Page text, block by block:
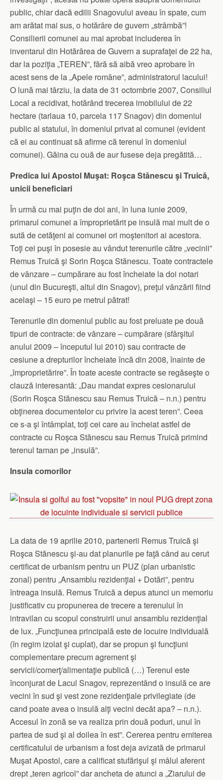
public, chiar dacă edilii Snagovului aveau în spate, cum
am arătat mai sus, o hotărâre de guvern „strâmbă”!
Consilierii comunei au mai aprobat includerea în
inventarul din Hotărârea de Guvern a suprafaţei de 22 ha,
dar la poziţia „TEREN”, fără să aibă vreo aprobare în
acest sens de la „Apele române”, administratorul lacului!
O lună mai târziu, la data de 31 octombrie 2007, Consiliul
Local a recidivat, hotărând trecerea imobilului de 22
hectare (tarlaua 10, parcela 117 Snagov) din domeniul
public al statului, în domeniul privat al comunei (evident
că ei au continuat să afirme că terenul în domeniul
comunei). Găina cu ouă de aur fusese deja pregătită…
Predica lui Apostol Muşat: Roşca Stănescu şi Truică,
unicii beneficiari
În urmă cu mai puţin de doi ani, în luna iunie 2009,
primarul comunei a împroprietărit pe insulă mai mult de o
sută de cetăţeni ai comunei ori moştenitori ai acestora.
Toţi cei puşi în posesie au vândut terenurile către „vecinii”
Remus Truică şi Sorin Roşca Stănescu. Toate contractele
de vânzare – cumpărare au fost încheiate la doi notari
(unul din Bucureşti, altul din Snagov), preţul vânzării fiind
acelaşi – 15 euro pe metrul pătrat!
Terenurile din domeniul public au fost preluate pe două
tipuri de contracte: de vânzare – cumpărare (sfârşitul
anului 2009 – începutul lui 2010) sau contracte de
cesiune a drepturilor încheiate încă din 2008, înainte de
„împroprietărire”. În toate aceste contracte se regăseşte o
clauză interesantă: „Dau mandat expres cesionarului
(Sorin Roşca Stănescu sau Remus Truică – n.n.) pentru
obţinerea documentelor cu privire la acest teren”. Ceea
ce s-a şi întâmplat, toţi cei care au încheiat astfel de
contracte cu Roşca Stănescu sau Remus Truică primind
terenul taman pe „insulă”.
Insula comorilor
La data de 19 aprilie 2010, partenerii Remus Truică şi
Roşca Stănescu şi-au dat planurile pe faţă când au cerut
certificat de urbanism pentru un PUZ (plan urbanistic
zonal) pentru „Ansamblu rezidenţial + Dotări”, pentru
întreaga insulă. Remus Truică a depus atunci un memoriu
justificativ cu propunerea de trecere a terenului în
intravilan cu scopul construirii unui ansamblu rezidenţial
de lux. „Funcţiunea principală este de locuire individuală
(în regim izolat şi cuplat), dar se propun şi funcţiuni
complementare precum agrement şi
servicii/comerţ/alimentaţie publică (…) Terenul este
înconjurat de Lacul Snagov, reprezentând o insulă ce are
vecini în sud şi vest zone rezidenţiale privilegiate (de
cand poate avea o insulă alţi vecini decât apa? – n.n.).
Accesul în zonă se va realiza prin două poduri, unul în
partea de sud şi al doilea în est”. Cererea pentru emiterea
certificatului de urbanism a fost deja avizată de primarul
Muşat Apostol, care a calificat stufărişul şi mâlul aferent
drept „teren agricol” dar ancheta de atunci a „Ziarului de